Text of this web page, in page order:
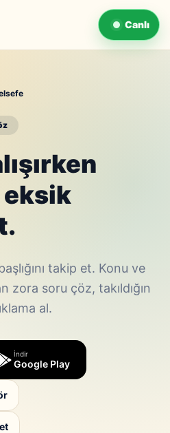
Canlı
eksik
takip et. Konu ve
zora soru çöz, takıldığın
al.
İndir
Google Play